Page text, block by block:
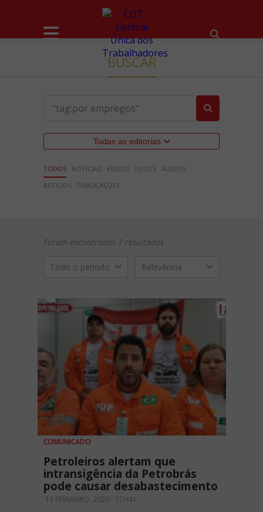
BUSCAR
Todas as editorias
TODOS NOTÍCIAS VÍDEOS FOTOS ÁUDIOS
ARTIGOS
PUBLICAÇÕES
Foram encontrados 7 resultados
Todo o período Relevância
COMUNICADO
Petroleiros alertam que
intransigência da Petrobrás
pode causar desabastecimento
13 FEVEREIRO, 2020 - 17H41